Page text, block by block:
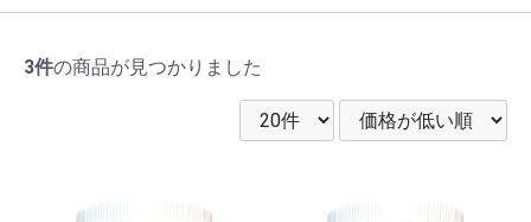
3件の商品が見つかりました